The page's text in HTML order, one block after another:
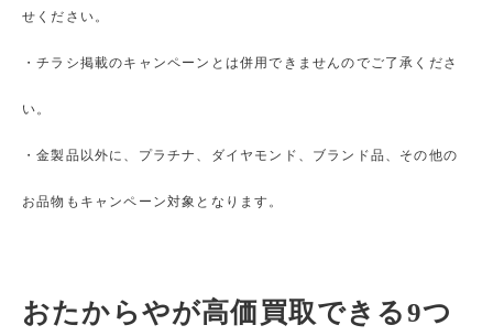
せください。
・チラシ掲載のキャンペーンとは併用できませんのでご了承くださ
い。
・金製品以外に、プラチナ、ダイヤモンド、ブランド品、その他の
お品物もキャンペーン対象となります。
おたからやが高価買取できる9つ